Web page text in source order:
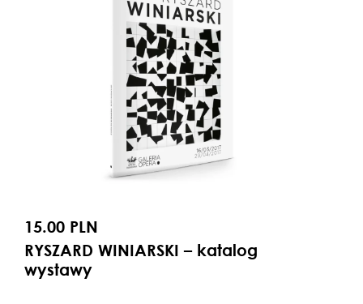
15.00 PLN
RYSZARD WINIARSKI – katalog
wystawy